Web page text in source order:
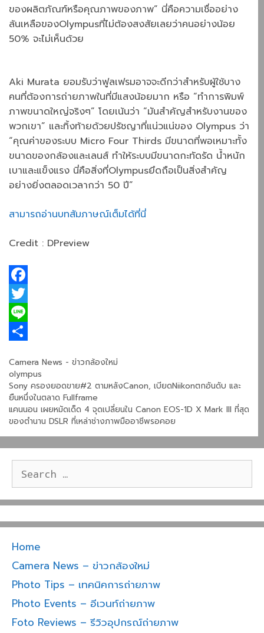
ของผลิตภัณฑ์หรือคุณภาพของภาพ” นี่คือความเชื่ออย่าง
ล้นเหลือของOlympusที่ไม่ต้องสงสัยเลยว่าคนอย่างน้อย
50% จะไม่เห็นด้วย
Aki Murata ยอมรับว่าฟูลเฟรมอาจจะดีกว่าสำหรับผู้ใช้บาง
คนที่ต้องการถ่ายภาพในที่มีแสงน้อยมาก หรือ “ทำการพิมพ์
ภาพขนาดใหญ่จริงๆ” โดยเน้นว่า “มันสำคัญสำหรับงานของ
พวกเขา” และทิ้งท้ายด้วยปรัชญาที่แน่วแน่ของ Olympus ว่า
“คุณค่าของระบบ Micro Four Thirds มีขนาดที่พอเหมาะทั้ง
ขนาดของกล้องและเลนส์ ทำให้ระบบมีขนาดกะทัดรัด น้ำหนัก
เบาและแข็งแรง นี่คือสิ่งที่Olympusยึดถือเป็นสิ่งสำคัญ
อย่างยิ่งตลอดเวลากว่า 50 ปี”
สามารถอ่านบทสัมภาษณ์เต็มได้ที่นี่
Credit : DPreview
F
a
c
b
o
o
k
T
w
t
t
e
r
L
n
e
h
a
r
e
Categories
Camera News - ข่าวกล้องใหม่
Tags
olympus
Sony ครองยอดขาย#2 ตามหลังCanon, เบียดNiikonตกอันดับ และ
ยืนหนึ่งในตลาด Fullframe
แคนนอน เผยหมัดเด็ด 4 จุดเปลี่ยนใน Canon EOS-1D X Mark III ที่สุด
ของตำนาน DSLR ที่เหล่าช่างภาพมืออาชีพรอคอย
Search
for:
Home
Camera News – ข่าวกล้องใหม่
Photo Tips – เทคนิคการถ่ายภาพ
Photo Events – อีเวนท์ถ่ายภาพ
Foto Reviews – รีวิวอุปกรณ์ถ่ายภาพ